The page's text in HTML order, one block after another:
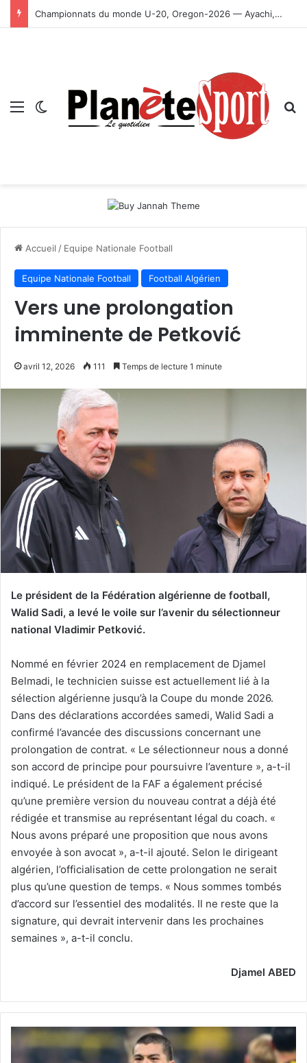
Championnats du monde U-20, Oregon-2026 — Ayachi, Dissa, Touahria et Ghezali en finale
Menu Switch skin
Accueil / Equipe Nationale Football
Equipe Nationale Football Football Algérien
Vers une prolongation
imminente de Petković
avril 12, 2026 111 Temps de lecture 1 minute
Le président de la Fédération algérienne de football,
Walid Sadi, a levé le voile sur l’avenir du sélectionneur
national Vladimir Petković.
Nommé en février 2024 en remplacement de Djamel
Belmadi, le technicien suisse est actuellement lié à la
sélection algérienne jusqu’à la Coupe du monde 2026.
Dans des déclarations accordées samedi, Walid Sadi a
confirmé l’avancée des discussions concernant une
prolongation de contrat. « Le sélectionneur nous a donné
son accord de principe pour poursuivre l’aventure », a-t-il
indiqué. Le président de la FAF a également précisé
qu’une première version du nouveau contrat a déjà été
rédigée et transmise au représentant légal du coach. «
Nous avons préparé une proposition que nous avons
envoyée à son avocat », a-t-il ajouté. Selon le dirigeant
algérien, l’officialisation de cette prolongation ne serait
plus qu’une question de temps. « Nous sommes tombés
d’accord sur l’essentiel des modalités. Il ne reste que la
signature, qui devrait intervenir dans les prochaines
semaines », a-t-il conclu.
Djamel ABED
Maza
prend